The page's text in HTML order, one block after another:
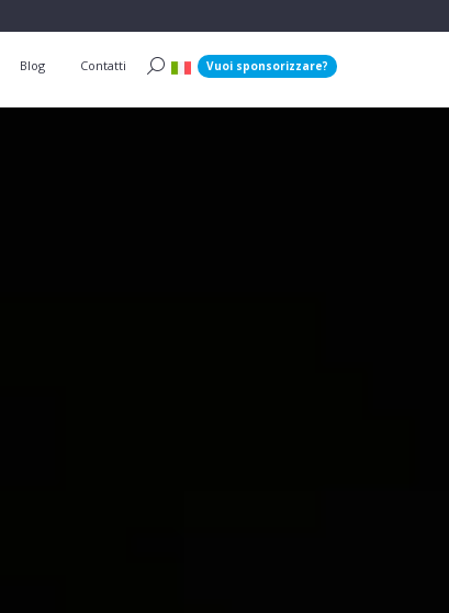
Blog Contatti Vuoi sponsorizzare?